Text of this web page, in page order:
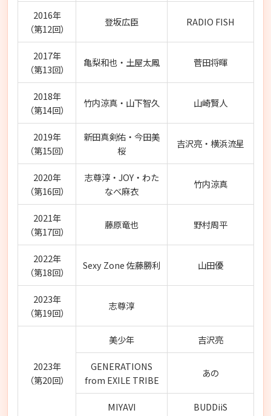
2016年
（第12回）
登坂広臣 RADIO FISH
2017年
（第13回）
亀梨和也・土屋太鳳 菅田将暉
2018年
（第14回）
竹内涼真・山下智久 山崎賢人
2019年
（第15回）
新田真剣佑・今田美
桜
吉沢亮・横浜流星
2020年
（第16回）
志尊淳・JOY・わた
なべ麻衣
竹内涼真
2021年
（第17回）
藤原竜也 野村周平
2022年
（第18回）
Sexy Zone 佐藤勝利 山田優
2023年
（第19回）
志尊淳
2023年
（第20回）
美少年 吉沢亮
GENERATIONS
from EXILE TRIBE
あの
MIYAVI BUDDiiS